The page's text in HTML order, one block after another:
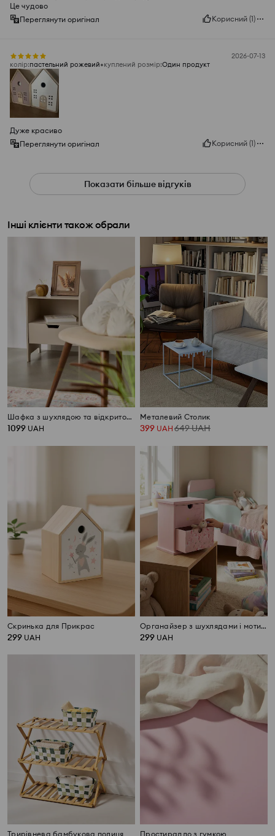
Це чудово
Переглянути оригінал
Корисний (1)
2026-07-13
колір:пастельний рожевий куплений розмір:Один продукт
Дуже красиво
Переглянути оригінал
Корисний (1)
Показати більше відгуків
Інші клієнти також обрали
Шафка з шухлядою та відкритою полицею
1099 UAH
Металевий Столик
399 UAH 649UAH
Скринька для Прикрас
299 UAH
Органайзер з шухлядами і мотивом єдинорога
299 UAH
Трирівнева бамбукова полиця Простирадло з гумкою